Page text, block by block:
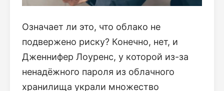
Означает ли это, что облако не
подвержено риску? Конечно, нет, и
Дженнифер Лоуренс, у которой из-за
ненадёжного пароля из облачного
хранилища украли множество